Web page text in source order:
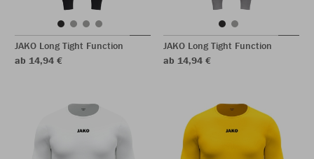
JAKO Long Tight Function
ab 14,94 €
JAKO Long Tight Function
ab 14,94 €